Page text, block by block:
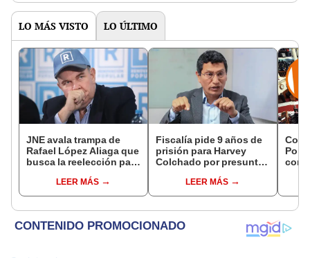
LO MÁS VISTO LO ÚLTIMO
JNE avala trampa de
Rafael López Aliaga que
busca la reelección para
LEER MÁS
Fiscalía pide 9 años de
prisión para Harvey
Colchado por presunta
incompatible y falsedad
ideológica
LEER MÁS